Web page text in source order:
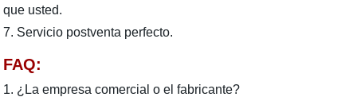
que usted.
7. Servicio postventa perfecto.
FAQ:
1. ¿La empresa comercial o el fabricante?